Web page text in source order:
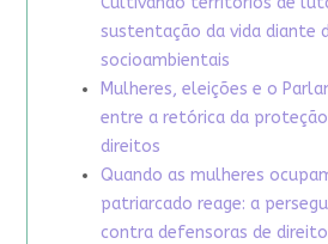
sustentação da vida diante
socioambientais
Mulheres, eleições e o
entre a retórica da
direitos
Quando as mulheres
patriarcado reage: a
contra defensoras de